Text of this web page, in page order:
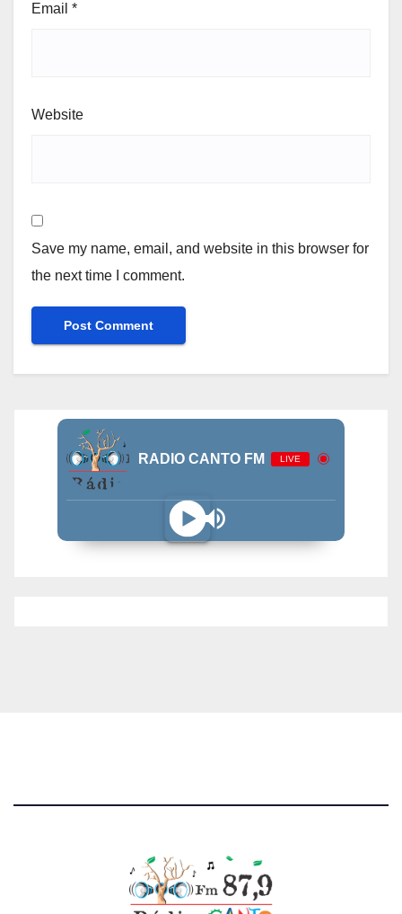
Email *
Website
Save my name, email, and website in this browser for
the next time I comment.
RADIO CANTO FM LIVE